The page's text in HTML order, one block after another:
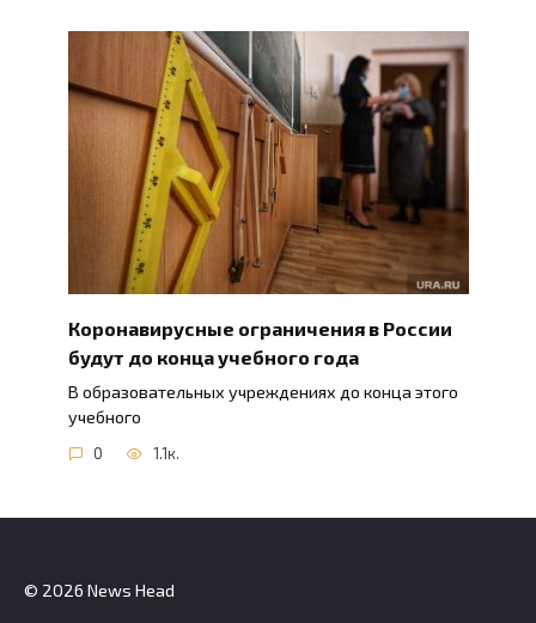
Коронавирусные ограничения в России
будут до конца учебного года
В образовательных учреждениях до конца этого
учебного
0 1.1к.
© 2026 News Head